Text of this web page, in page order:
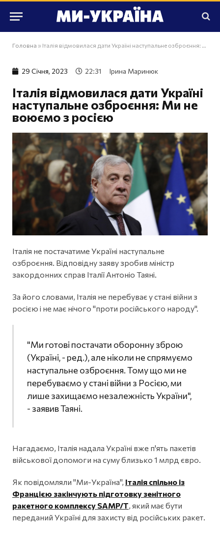
Головна » Італія відмовилася дати Україні наступальне озброєння: Ми не воюємо з росією
29 Сiчня, 2023 22:31 Ірина Маринюк
Італія відмовилася дати Україні
наступальне озброєння: Ми не
воюємо з росією
Італія не постачатиме Україні наступальне
озброєння. Відповідну заяву зробив міністр
закордонних справ Італії Антоніо Таяні.
За його словами, Італія не перебуває у стані війни з
росією і не має нічого "проти російського народу".
"Ми готові постачати оборонну зброю
(Україні, - ред.), але ніколи не спрямуємо
наступальне озброєння. Тому що ми не
перебуваємо у стані війни з Росією, ми
лише захищаємо незалежність України",
- заявив Таяні.
Нагадаємо, Італія надала Україні вже п'ять пакетів
військової допомоги на суму близько 1 млрд євро.
Як повідомляли "Ми-Україна", Італія спільно із
Францією закінчують підготовку зенітного
ракетного комплексу SAMP/T, який має бути
переданий Україні для захисту від російських ракет.